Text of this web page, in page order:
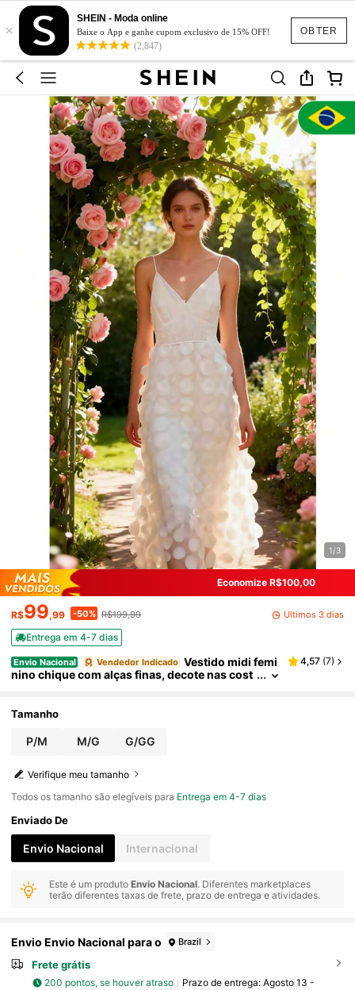
OBTER
×
SHEIN - Moda online
Baixe o App e ganhe cupom exclusivo de 15% OFF!
(2,847)
1/3
Economize R$100,00
R$99,99 -50% R$199,99 Últimos 3 dias
Entrega em 4-7 dias
Envio Nacional Vendedor Indicado Vestido midi femi
nino chique com alças finas, decote nas cost
4,57 (7)
Tamanho
P/M M/G G/GG
Verifique meu tamanho
Todos os tamanho são elegíveis para Entrega em 4-7 dias
Enviado De
Envio Nacional Internacional
Este é um produtoEnvio Nacional. Diferentes marketplaces
terão diferentes taxas de frete, prazo de entrega e atividades.
Envio Envio Nacional para o Brazil
Frete grátis
200 pontos, se houver atraso Prazo de entrega: Agosto 13 -